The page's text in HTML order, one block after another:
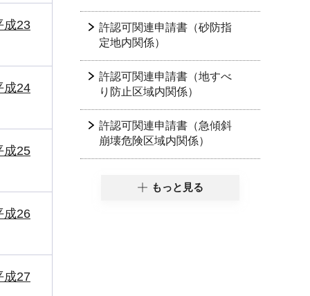
成23
成24
成25
成26
成27
許認可関連申請書（砂防指
定地内関係）
許認可関連申請書（地すべ
り防止区域内関係）
許認可関連申請書（急傾斜
崩壊危険区域内関係）
もっと見る